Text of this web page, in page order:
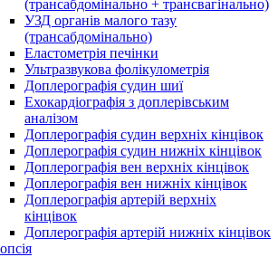
(трансабдомінально + трансвагінально)
УЗД органів малого тазу
(трансабдомінально)
Еластометрія печінки
Ультразвукова фолікулометрія
Доплерографія судин шиї
Ехокардіографія з доплерівським
аналізом
Доплерографія судин верхніх кінцівок
Доплерографія судин нижніх кінцівок
Доплерографія вен верхніх кінцівок
Доплерографія вен нижніх кінцівок
Доплерографія артерій верхніх
кінцівок
Доплерографія артерій нижніх кінцівок